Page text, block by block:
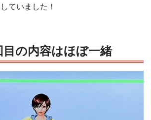
ていました！
目の内容はほぼ一緒